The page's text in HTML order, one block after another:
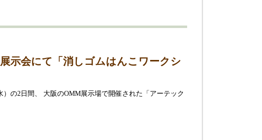
示会にて「消しゴムはんこワークシ
の2日間、 大阪のOMM展示場で開催された「アーテック